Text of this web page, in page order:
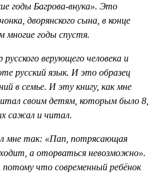
годы Багрова-внука». Это
дворянского сына, в конце
многие годы спустя.
верующего человека и
русский язык. И это образец
в семье. И эту книгу, как мне
своим детям, которым было 8,
сажал и читал.
мне так: «Пап, потрясающая
а оторваться невозможно».
потому что современный ребёнок